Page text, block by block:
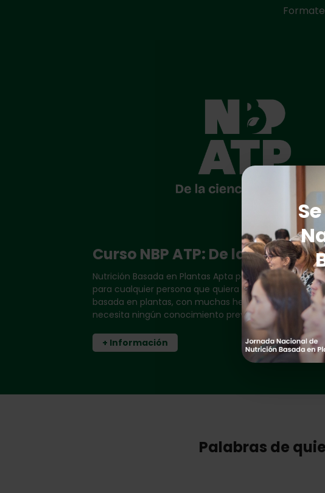
Curso NBP ATP: De la ciencia
Nutrición Basada en Plantas Apta para Todo Público.
para cualquier persona que quiera iniciar o mejorar
basada en plantas, con muchas herramientas prácticas
necesita ningún conocimiento previo!
+ Información
Palabras de